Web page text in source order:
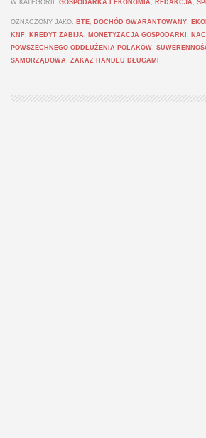
W KATEGORII: GOSPODARKA I EKONOMIA , REDAKCJA ,
OZNACZONY JAKO: BTE, DOCHÓD GWARANTOWANY,
KNF, KREDYT ZABIJA , MONETYZACJA GOSPODARKI ,
POWSZECHNEGO ODDŁUŻENIA POLAKÓW,
SAMORZĄDOWA , ZAKAZ HANDLU DŁUGAMI